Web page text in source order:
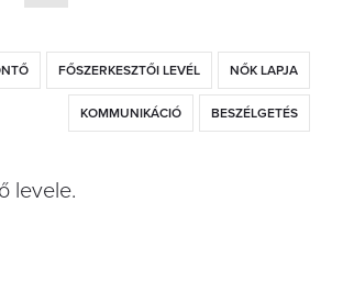
FŐSZERKESZTŐI LEVÉL NŐK LAPJA
KOMMUNIKÁCIÓ BESZÉLGETÉS
levele.